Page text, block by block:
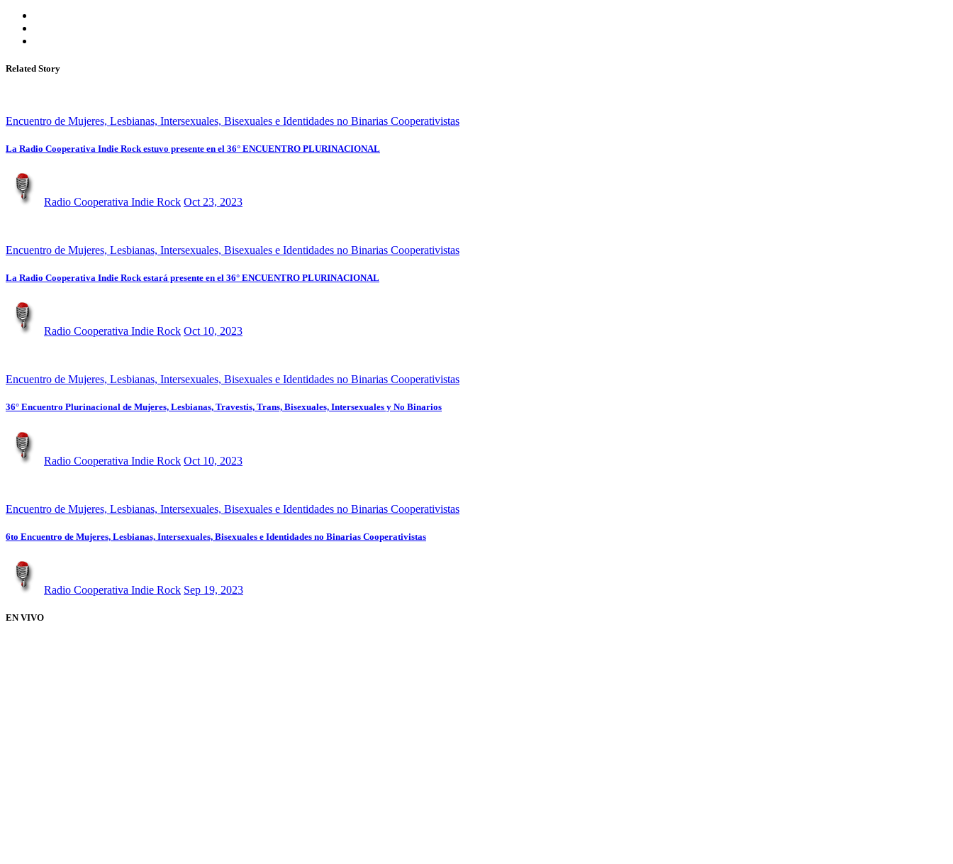
Related Story
Encuentro de Mujeres, Lesbianas, Intersexuales, Bisexuales e Identidades no Binarias Cooperativistas
La Radio Cooperativa Indie Rock estuvo presente en el 36° ENCUENTRO PLURINACIONAL
Radio Cooperativa Indie Rock Oct 23, 2023
Encuentro de Mujeres, Lesbianas, Intersexuales, Bisexuales e Identidades no Binarias Cooperativistas
La Radio Cooperativa Indie Rock estará presente en el 36° ENCUENTRO PLURINACIONAL
Radio Cooperativa Indie Rock Oct 10, 2023
Encuentro de Mujeres, Lesbianas, Intersexuales, Bisexuales e Identidades no Binarias Cooperativistas
36° Encuentro Plurinacional de Mujeres, Lesbianas, Travestis, Trans, Bisexuales, Intersexuales y No Binarios
Radio Cooperativa Indie Rock Oct 10, 2023
Encuentro de Mujeres, Lesbianas, Intersexuales, Bisexuales e Identidades no Binarias Cooperativistas
6to Encuentro de Mujeres, Lesbianas, Intersexuales, Bisexuales e Identidades no Binarias Cooperativistas
Radio Cooperativa Indie Rock Sep 19, 2023
EN VIVO